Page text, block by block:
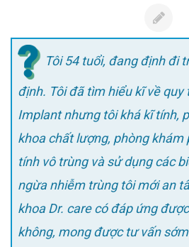
Tôi 54 tuổi, đang định đi
định. Tôi đã tìm hiểu kĩ về quy
Implant nhưng tôi khá kĩ tính,
khoa chất lượng, phòng
tính vô trùng và sử dụng các
ngừa nhiễm trùng tôi mới an
khoa Dr. care có đáp ứng
không, mong được tư vấn